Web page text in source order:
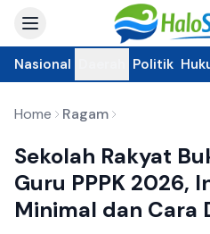
Nasional Politik
Home Ragam
Sekolah Rakyat
Guru PPPK 2026,
Minimal dan Cara